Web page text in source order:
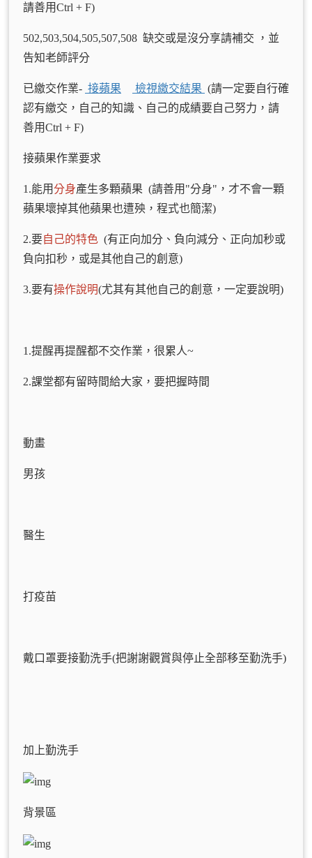
請善用Ctrl + F)
502,503,504,505,507,508 缺交或是沒分享請補交 ，並
告知老師評分
已繳交作業- 接蘋果 檢視繳交結果 (請一定要自行確
認有繳交，自己的知識、自己的成績要自己努力，請
善用Ctrl + F)
接蘋果作業要求
1.能用分身產生多顆蘋果 (請善用"分身"，才不會一顆
蘋果壞掉其他蘋果也遭殃，程式也簡潔)
2.要自己的特色 (有正向加分、負向減分、正向加秒或
負向扣秒，或是其他自己的創意)
3.要有操作說明(尤其有其他自己的創意，一定要說明)
1.提醒再提醒都不交作業，很累人~
2.課堂都有留時間給大家，要把握時間
動畫
男孩
醫生
打疫苗
戴口罩要接勤洗手(把謝謝觀賞與停止全部移至勤洗手)
加上勤洗手
背景區